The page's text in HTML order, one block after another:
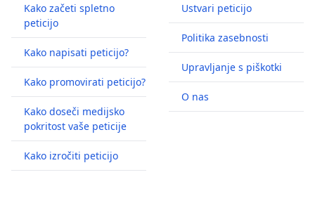
Kako začeti spletno
peticijo
Kako napisati peticijo?
Kako promovirati peticijo?
Kako doseči medijsko
pokritost vaše peticije
Kako izročiti peticijo
Ustvari peticijo
Politika zasebnosti
Upravljanje s piškotki
O nas